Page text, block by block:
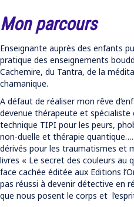
Mon parcours
Enseignante auprès des enfants
pratique des enseignements
Cachemire, du Tantra, de la
chamanique.
A défaut de réaliser mon rêve
devenue thérapeute et
technique TIPI pour les peurs,
non-duelle et thérapie
dérivés pour les traumatismes et
livres « Le secret des couleurs au
face cachée éditée aux Editions
pas réussi à devenir détective en
que nous posent le corps et